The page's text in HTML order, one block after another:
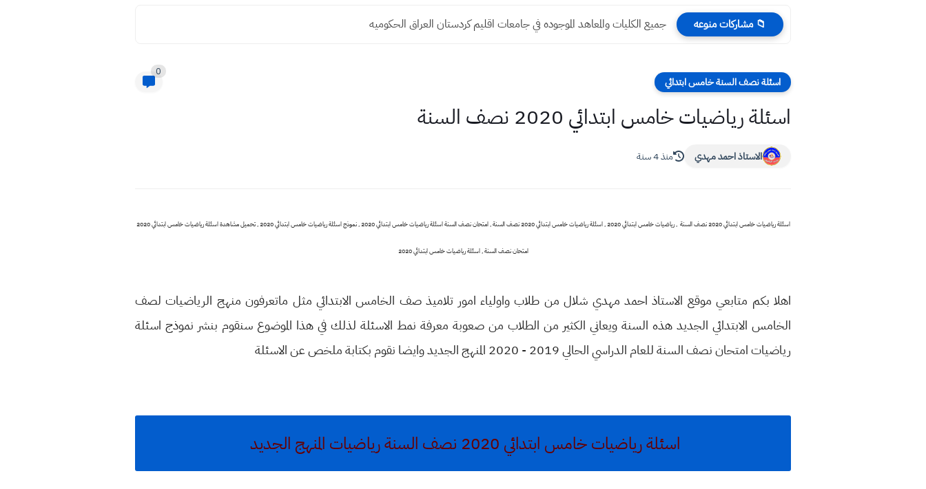
📁 مشاركات منوعه جميع الكليات والمعاهد الموجوده في جامعات اقليم كردستان العراق الحكوميه
اسئلة نصف السنة خامس ابتدائي
0
اسئلة رياضيات خامس ابتدائي 2020 نصف السنة
الاستاذ احمد مهدي منذ 4 سنة
اسئلة رياضيات خامس ابتدائي 2020 نصف السنة , رياضيات خامس ابتدائي 2020 , اسئلة رياضيات خامس ابتدائي 2020 نصف السنة , امتحان نصف السنة اسئلة رياضيات خامس ابتدائي 2020 , نموذج اسئلة رياضيات خامس ابتدائي 2020 , تحميل مشاهدة اسئلة رياضيات خامس ابتدائي 2020
امتحان نصف السنة , اسئلة رياضيات خامس ابتدائي 2020
اهلا بكم متابعي موقع الاستاذ احمد مهدي شلال من طلاب واولياء امور تلاميذ صف الخامس الابتدائي مثل ماتعرفون منهج الرياضيات لصف
الخامس الابتدائي الجديد هذه السنة ويعاني الكثير من الطلاب من صعوبة معرفة نمط الاسئلة لذلك في هذا الموضوع سنقوم بنشر نموذج اسئلة
رياضيات امتحان نصف السنة للعام الدراسي الحالي 2019 - 2020 المنهج الجديد وايضا نقوم بكتابة ملخص عن الاسئلة
اسئلة رياضيات خامس ابتدائي 2020 نصف السنة رياضيات المنهج الجديد